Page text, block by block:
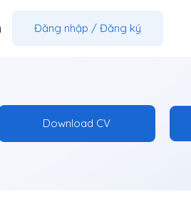
Đăng nhập / Đăng ký
Download CV